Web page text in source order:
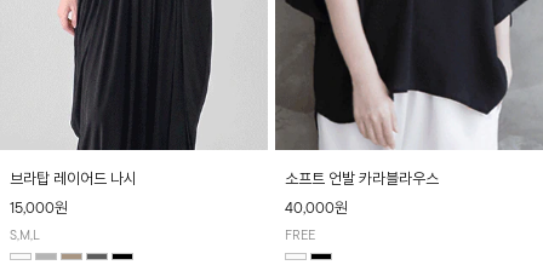
브라탑 레이어드 나시
15,000원
S,M,L
소프트 언발 카라블라우스
40,000원
FREE